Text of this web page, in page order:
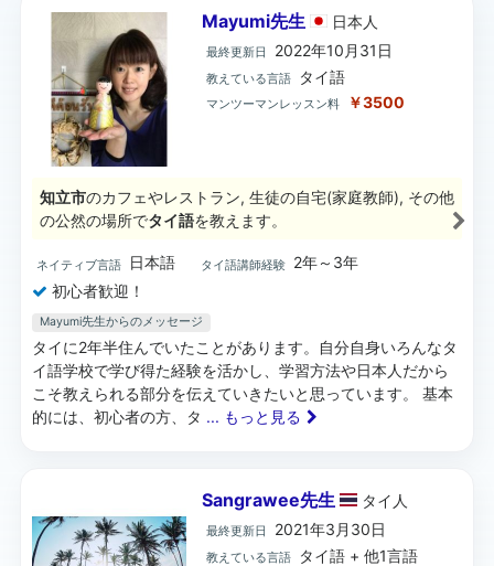
Mayumi先生 日本 人
最終更新日 2022年10月31日
教えている言語 タイ語
マンツーマンレッスン料 ￥3500
知立市のカフェやレストラン, 生徒の自宅(家庭教師), その他
の公然の場所でタイ語を教えます。
ネイティブ言語 日本語 タイ語講師経験
2年～3年
初心者歓迎！
Mayumi先生からのメッセージ
タイに2年半住んでいたことがあります。自分自身いろんなタ
イ語学校で学び得た経験を活かし、学習方法や日本人だから
こそ教えられる部分を伝えていきたいと思っています。 基本
的には、初心者の方、タ ... もっと見る
Sangrawee先生 タイ 人
最終更新日 2021年3月30日
教えている言語 タイ語 + 他1言語